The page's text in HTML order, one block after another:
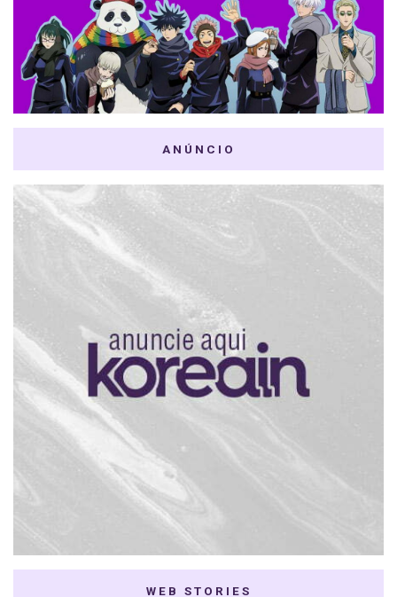
ANÚNCIO
WEB STORIES